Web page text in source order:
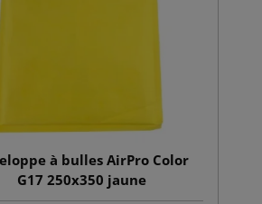
à bulles AirPro Color
G17 250x350 jaune